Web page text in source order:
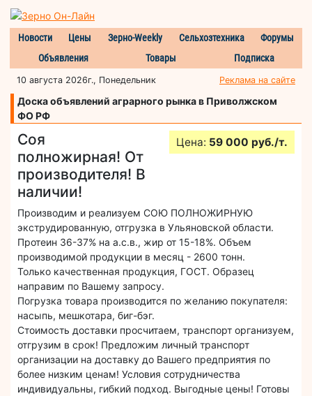
Новости Цены Зерно-Weekly Сельхозтехника
Форумы
Объявления
Товары Подписка
10 августа 2026г., Понедельник Реклама на сайте
Доска объявлений аграрного рынка в Приволжском
ФО РФ
Соя
полножирная! От
производителя! В
наличии!
Цена: 59 000 руб./т.
Производим и реализуем СОЮ ПОЛНОЖИРНУЮ
экструдированную, отгрузка в Ульяновской области.
Протеин 36-37% на а.с.в., жир от 15-18%. Объем
производимой продукции в месяц - 2600 тонн.
Только качественная продукция, ГОСТ. Образец
направим по Вашему запросу.
Погрузка товара производится по желанию покупателя:
насыпь, мешкотара, биг-бэг.
Стоимость доставки просчитаем, транспорт организуем,
отгрузим в срок! Предложим личный транспорт
организации на доставку до Вашего предприятия по
более низким ценам! Условия сотрудничества
индивидуальны, гибкий подход. Выгодные цены! Готовы